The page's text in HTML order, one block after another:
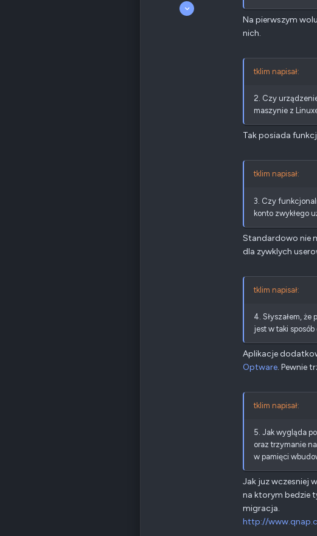
5 Kwiecień 2008
Na pierwszym
nich.
tklim napisał:
2. Czy
maszynie z
Tak posiada
tklim napisał:
3. Czy
konto zwykłego
Standardowo nie
dla zywklych
tklim napisał:
4. Słyszałem,
jest w taki
Aplikacje
Optware. Pewnie
tklim napisał:
5. Jak wygląda
oraz trzymanie
w pamięci
Jak juz wczesniej
na ktorym bedzie
migracja.
http://